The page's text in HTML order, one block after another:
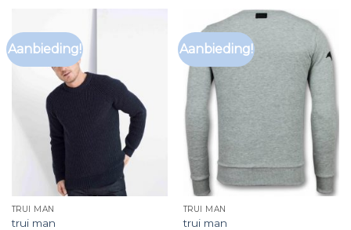
Aanbieding!
TRUI MAN
trui man
Aanbieding!
TRUI MAN
trui man